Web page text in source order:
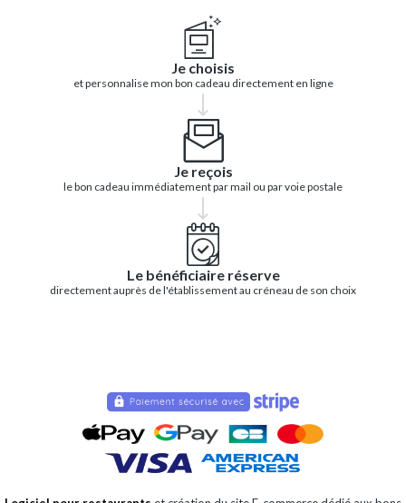
Je choisis
et personnalise mon bon cadeau directement en ligne
Je reçois
le bon cadeau immédiatement par mail ou par voie postale
Le bénéficiaire réserve
directement auprès de l'établissement au créneau de son choix